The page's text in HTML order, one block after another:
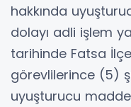
hakkında
dolayı adli işlem
tarihinde Fatsa
görevlilerince (5)
uyuşturucu